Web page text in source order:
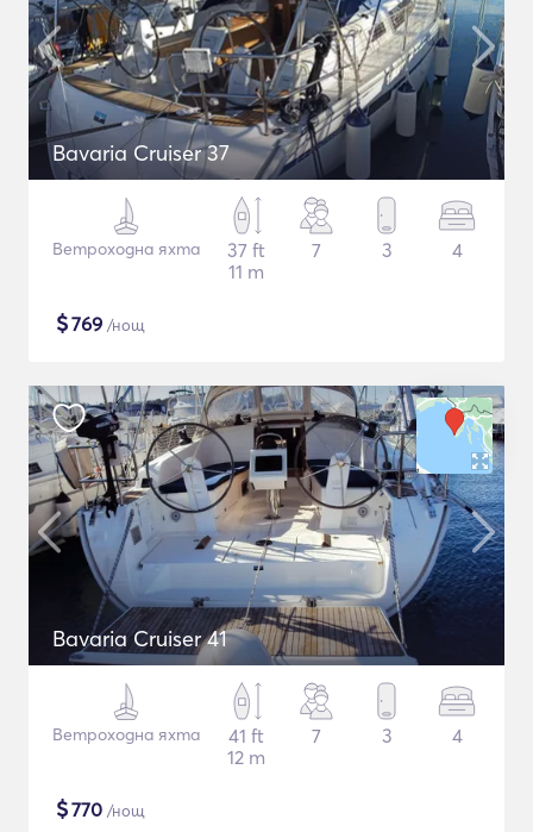
Bavaria Cruiser 37
Ветроходна яхта
37 ft
11 m
7 3 4
$769 /нощ
Bavaria Cruiser 41
Ветроходна яхта
41 ft
12 m
7 3 4
$770 /нощ